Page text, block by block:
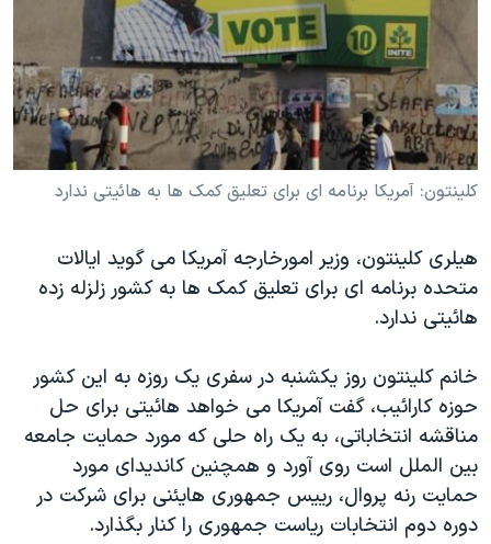
فرهنگ و زندگی
حقوق شهروندی
اقتصادی
علم و فناوری
آرشیو پخش زنده
مستندها
انتخابات ریاست جمهوری آمریکا ۲۰۲۴
حمله جمهوری اسلامی به اسرائیل
رمز مهسا
مجموعه مستندهای دادخواهی
تریبونال مردمی آبان ۹۸
چهل سال گروگان‌گیری
قانون شفافیت دارائی کادر رهبری ایران
اعتراضات مردمی آبان ۹۸
اسرائیل در جنگ
نرگس محمدی برنده جایزه نوبل صلح
دنبال کنید
زبانهای مختلف
کلینتون: آمریکا برنامه ای برای تعلیق کمک ها به هائیتی ندارد
هیلری کلینتون، وزیر امورخارجه آمریکا می گوید ایالات
متحده برنامه ای برای تعلیق کمک ها به کشور زلزله زده
هائیتی ندارد.
خانم کلینتون روز یکشنبه در سفری یک روزه به این کشور
حوزه کارائیب، گفت آمریکا می خواهد هائیتی برای حل
مناقشه انتخاباتی، به یک راه حلی که مورد حمایت جامعه
بین الملل است روی آورد و همچنین کاندیدای مورد
حمایت رنه پروال، رییس جمهوری هایئنی برای شرکت در
دوره دوم انتخابات ریاست جمهوری را کنار بگذارد.